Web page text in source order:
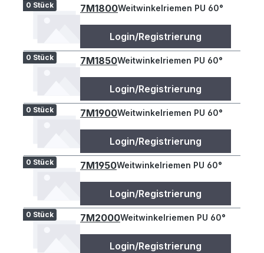
0 Stück 7M1800Weitwinkelriemen PU 60°
Login/Registrierung
0 Stück 7M1850Weitwinkelriemen PU 60°
Login/Registrierung
0 Stück 7M1900Weitwinkelriemen PU 60°
Login/Registrierung
0 Stück 7M1950Weitwinkelriemen PU 60°
Login/Registrierung
0 Stück 7M2000Weitwinkelriemen PU 60°
Login/Registrierung